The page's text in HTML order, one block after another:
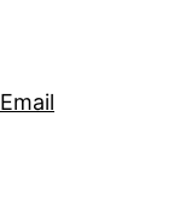
Email